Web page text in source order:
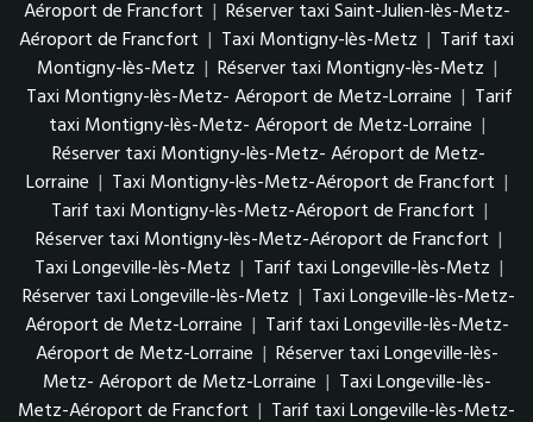
Aéroport de Francfort | Réserver taxi Saint-Julien-lès-Metz-
Aéroport de Francfort | Taxi Montigny-lès-Metz | Tarif taxi
Montigny-lès-Metz | Réserver taxi Montigny-lès-Metz |
Taxi Montigny-lès-Metz- Aéroport de Metz-Lorraine | Tarif
taxi Montigny-lès-Metz- Aéroport de Metz-Lorraine |
Réserver taxi Montigny-lès-Metz- Aéroport de Metz-
Lorraine | Taxi Montigny-lès-Metz-Aéroport de Francfort |
Tarif taxi Montigny-lès-Metz-Aéroport de Francfort |
Réserver taxi Montigny-lès-Metz-Aéroport de Francfort |
Taxi Longeville-lès-Metz | Tarif taxi Longeville-lès-Metz |
Réserver taxi Longeville-lès-Metz | Taxi Longeville-lès-Metz-
Aéroport de Metz-Lorraine | Tarif taxi Longeville-lès-Metz-
Aéroport de Metz-Lorraine | Réserver taxi Longeville-lès-
Metz- Aéroport de Metz-Lorraine | Taxi Longeville-lès-
Metz-Aéroport de Francfort | Tarif taxi Longeville-lès-Metz-